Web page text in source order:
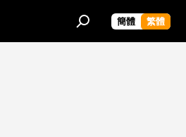
簡體 繁體